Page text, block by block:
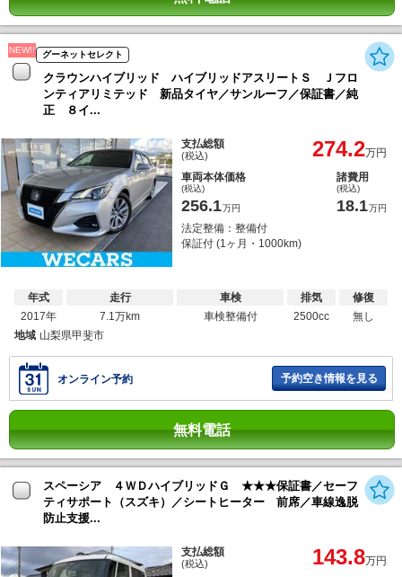
NEW!! グーネットセレクト
クラウンハイブリッド ハイブリッドアスリートＳ Ｊフロ
ンティアリミテッド 新品タイヤ／サンルーフ／保証書／純
正 ８イ...
支払総額
(税込) 274.2万円
車両本体価格
(税込)
256.1万円
諸費用
(税込)
18.1万円
法定整備：整備付
保証付 (1ヶ月・1000km)
年式
2017年
走行
7.1万km
車検
車検整備付
排気
2500cc
修復
無し
地域 山梨県甲斐市
オンライン予約 予約空き情報を見る
無料電話
スペーシア ４ＷＤハイブリッドＧ ★★★保証書／セーフ
ティサポート（スズキ）／シートヒーター 前席／車線逸脱
防止支援...
支払総額
(税込) 143.8万円